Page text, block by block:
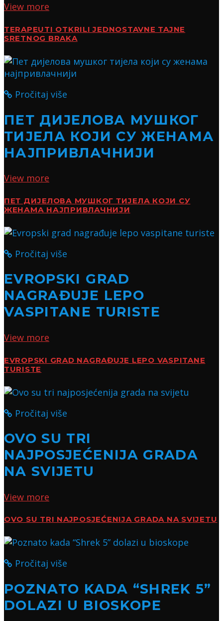
View more
TERAPEUTI OTKRILI JEDNOSTAVNE TAJNE
SRETNOG BRAKA
Pročitaj više
ПЕТ ДИЈЕЛОВА МУШКОГ
ТИЈЕЛА КОЈИ СУ ЖЕНАМА
НАЈПРИВЛАЧНИЈИ
View more
ПЕТ ДИЈЕЛОВА МУШКОГ ТИЈЕЛА КОЈИ СУ
ЖЕНАМА НАЈПРИВЛАЧНИЈИ
Pročitaj više
EVROPSKI GRAD
NAGRAĐUJE LEPO
VASPITANE TURISTE
View more
EVROPSKI GRAD NAGRAĐUJE LEPO VASPITANE
TURISTE
Pročitaj više
OVO SU TRI
NAJPOSJEĆENIJA GRADA
NA SVIJETU
View more
OVO SU TRI NAJPOSJEĆENIJA GRADA NA SVIJETU
Pročitaj više
POZNATO KADA “SHREK 5”
DOLAZI U BIOSKOPE